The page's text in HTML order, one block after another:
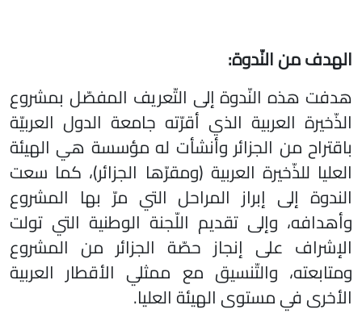
الهدف من النّدوة:
هدفت هذه النّدوة إلى التّعريف المفصّل بمشروع
الذّخيرة العربية الذي أقرّته جامعة الدول العربيّة
باقتراح من الجزائر وأنشأت له مؤسسة هي الهيئة
العليا للذّخيرة العربية (ومقرّها الجزائر)، كما سعت
الندوة إلى إبراز المراحل التي مرّ بها المشروع
وأهدافه، وإلى تقديم اللّجنة الوطنية التي تولت
الإشراف على إنجاز حصّة الجزائر من المشروع
ومتابعته، والتّنسيق مع ممثلي الأقطار العربية
الأخرى في مستوى الهيئة العليا.